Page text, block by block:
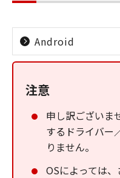
Android
注意
申し訳ございま
するドライバー
りません。
OSによっては